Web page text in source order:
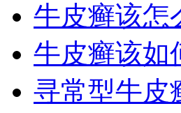
牛皮癣该怎
牛皮癣该如
寻常型牛皮